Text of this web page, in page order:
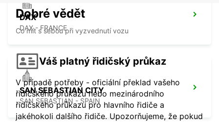
DAX
DAX - FRANCE
SAN SEBASTIAN CITY
SAN SEBASTIAN - SPAIN
Dobré vědět
Co mít s sebou při vyzvednutí vozu
Váš platný řidičský průkaz
V případě potřeby - oficiální překlad vašeho
řidičského průkazu nebo mezinárodního
řidičského průkazu pro hlavního řidiče a
jakéhokoli dalšího řidiče. Upozorňujeme, že pokud